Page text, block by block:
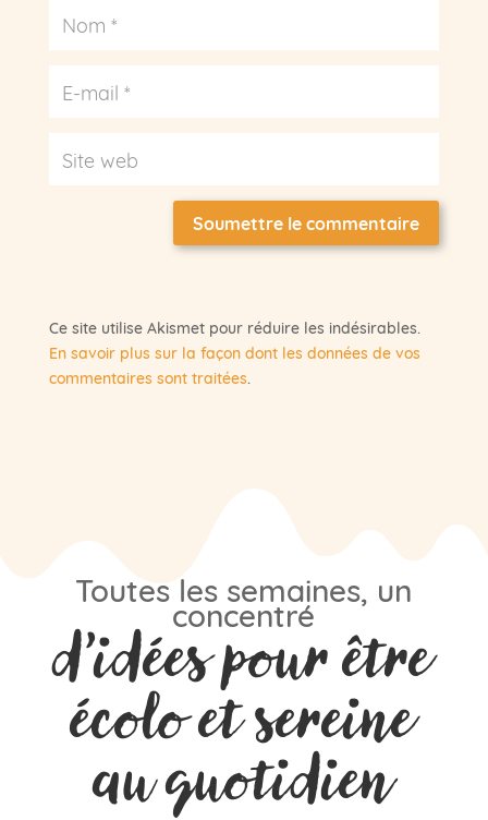
Soumettre le commentaire
Ce site utilise Akismet pour réduire les indésirables.
En savoir plus sur la façon dont les données de vos
commentaires sont traitées.
Toutes les semaines, un
concentré
d’idées pour être
écolo et sereine
au quotidien